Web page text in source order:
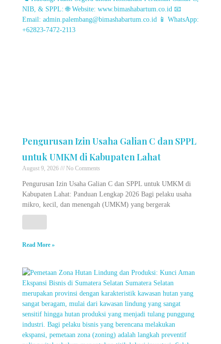
Pengurusan Izin Usaha Galian C dan SPPL
untuk UMKM di Kabupaten Lahat
August 9, 2026 No Comments
Pengurusan Izin Usaha Galian C dan SPPL untuk UMKM di
Kabupaten Lahat: Panduan Lengkap 2026 Bagi pelaku usaha
mikro, kecil, dan menengah (UMKM) yang bergerak
Read More »